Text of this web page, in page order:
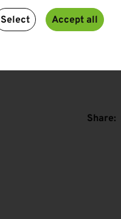
Share:
Select Accept all